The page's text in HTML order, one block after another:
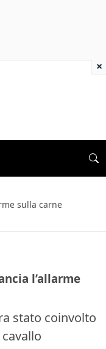
sulla carne
l’allarme
stato coinvolto
×